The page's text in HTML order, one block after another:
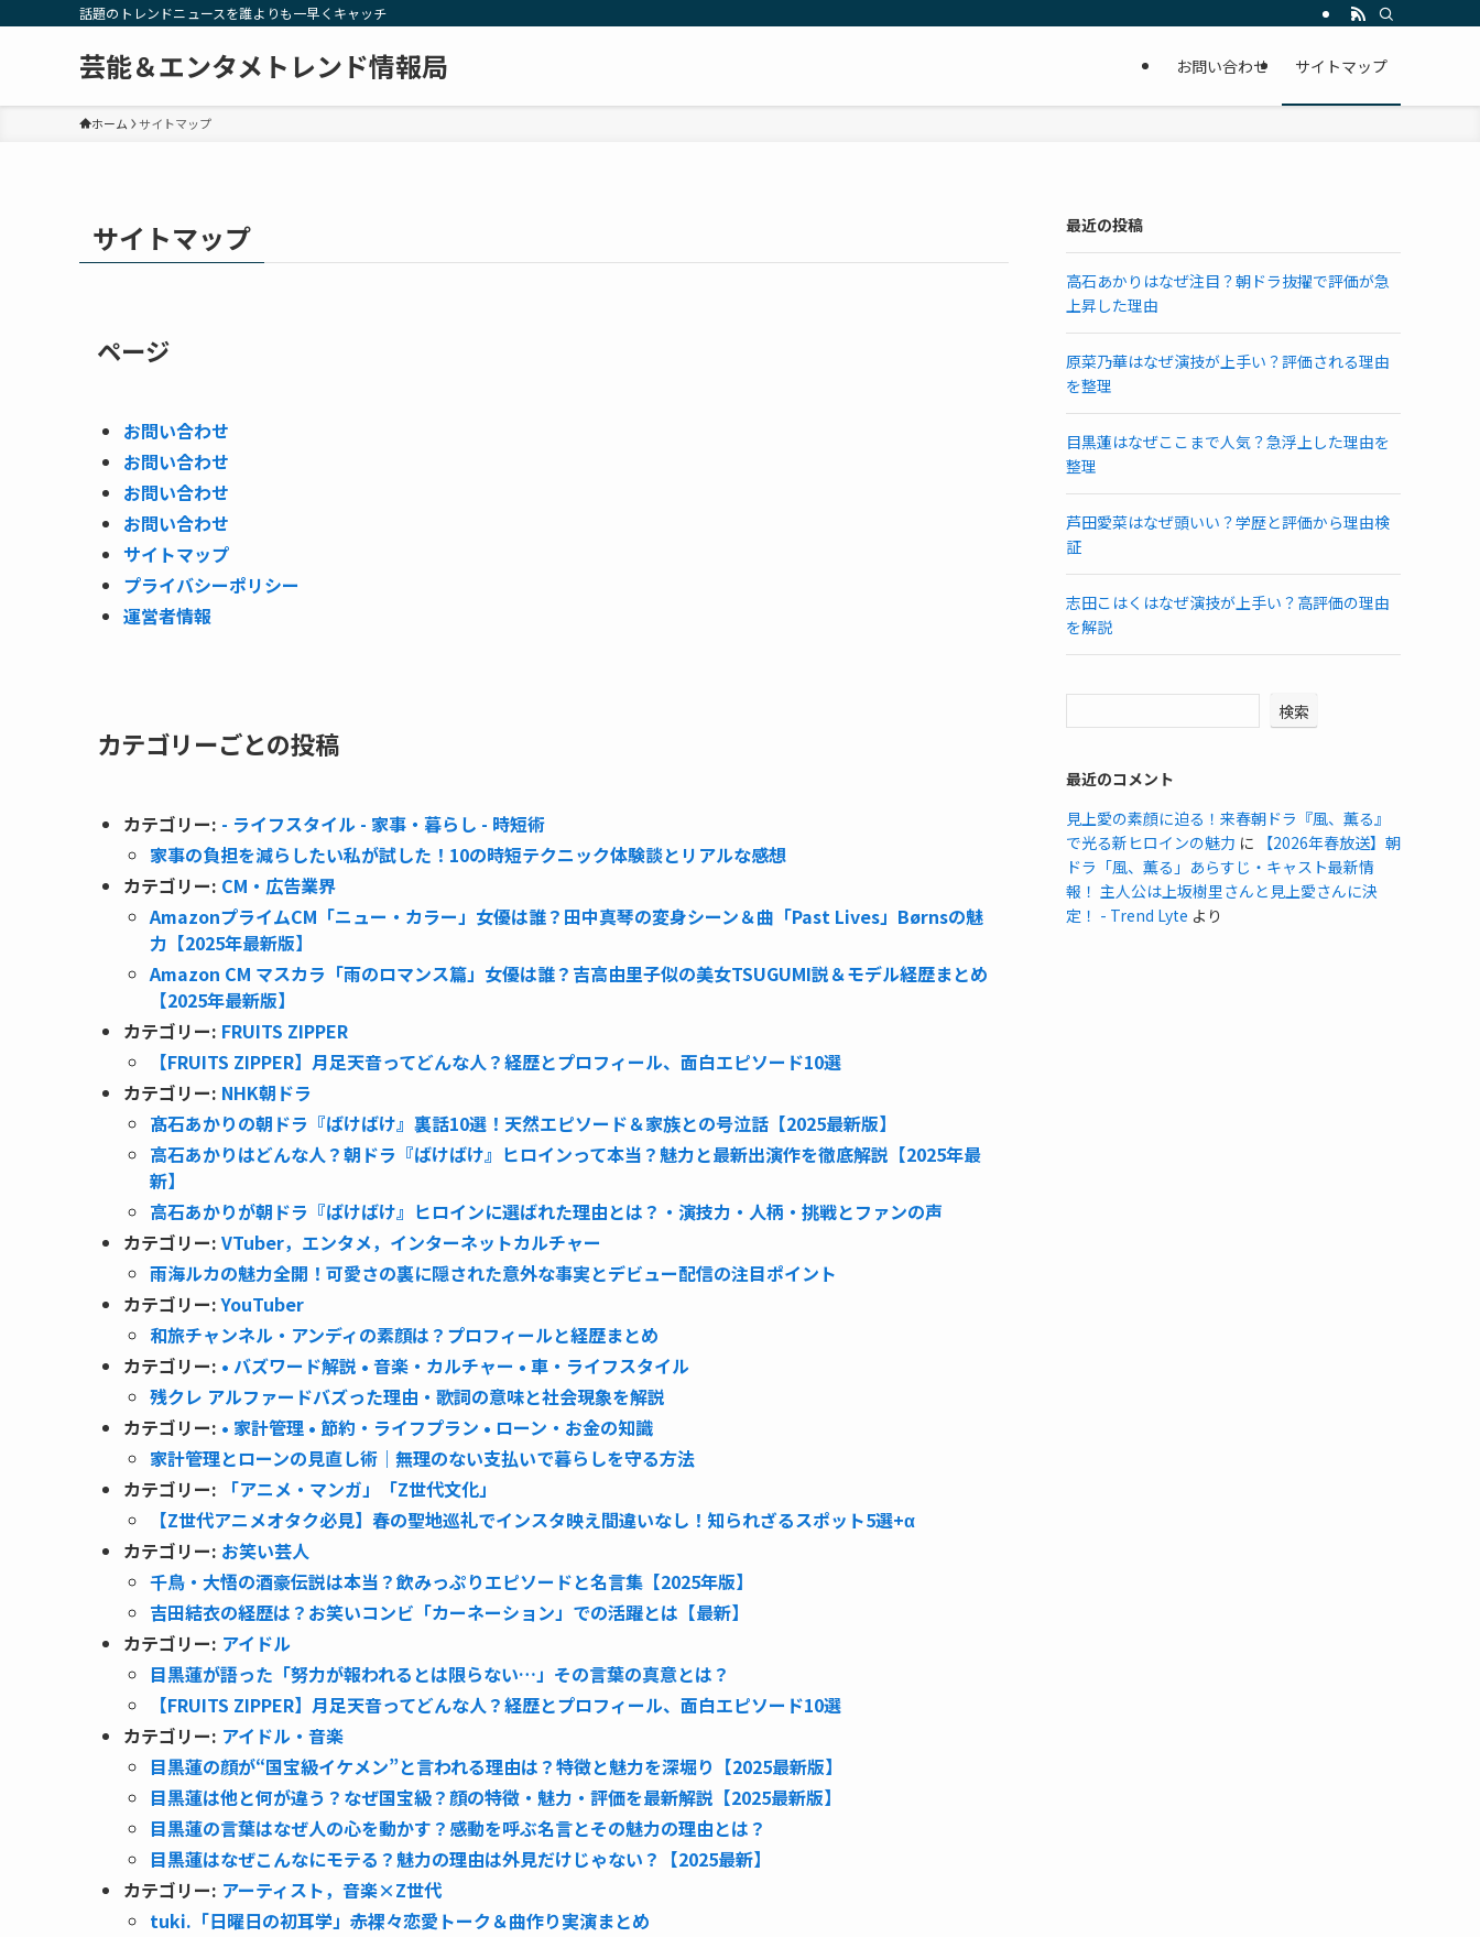
話題のトレンドニュースを誰よりも一早くキャッチ
芸能＆エンタメトレンド情報局 お問い合わせ サイトマップ
ホーム サイトマップ
サイトマップ
ページ
お問い合わせ
お問い合わせ
お問い合わせ
お問い合わせ
サイトマップ
プライバシーポリシー
運営者情報
カテゴリーごとの投稿
カテゴリー: - ライフスタイル - 家事・暮らし - 時短術
家事の負担を減らしたい私が試した！10の時短テクニック体験談とリアルな感想
カテゴリー: CM・広告業界
AmazonプライムCM「ニュー・カラー」女優は誰？田中真琴の変身シーン＆曲「Past Lives」Børnsの魅
力【2025年最新版】
Amazon CM マスカラ「雨のロマンス篇」女優は誰？吉高由里子似の美女TSUGUMI説＆モデル経歴まとめ
【2025年最新版】
カテゴリー: FRUITS ZIPPER
【FRUITS ZIPPER】月足天音ってどんな人？経歴とプロフィール、面白エピソード10選
カテゴリー: NHK朝ドラ
髙石あかりの朝ドラ『ばけばけ』裏話10選！天然エピソード＆家族との号泣話【2025最新版】
高石あかりはどんな人？朝ドラ『ばけばけ』ヒロインって本当？魅力と最新出演作を徹底解説【2025年最
新】
高石あかりが朝ドラ『ばけばけ』ヒロインに選ばれた理由とは？・演技力・人柄・挑戦とファンの声
カテゴリー: VTuber，エンタメ，インターネットカルチャー
雨海ルカの魅力全開！可愛さの裏に隠された意外な事実とデビュー配信の注目ポイント
カテゴリー:YouTuber
和旅チャンネル・アンディの素顔は？プロフィールと経歴まとめ
カテゴリー: • バズワード解説 • 音楽・カルチャー • 車・ライフスタイル
残クレ アルファードバズった理由・歌詞の意味と社会現象を解説
カテゴリー: • 家計管理 • 節約・ライフプラン • ローン・お金の知識
家計管理とローンの見直し術｜無理のない支払いで暮らしを守る方法
カテゴリー:
「アニメ・マンガ」「Z世代文化」
【Z世代アニメオタク必見】春の聖地巡礼でインスタ映え間違いなし！知られざるスポット5選+α
カテゴリー: お笑い芸人
千鳥・大悟の酒豪伝説は本当？飲みっぷりエピソードと名言集【2025年版】
吉田結衣の経歴は？お笑いコンビ「カーネーション」での活躍とは【最新】
カテゴリー: アイドル
目黒蓮が語った「努力が報われるとは限らない…」その言葉の真意とは？
【FRUITS ZIPPER】月足天音ってどんな人？経歴とプロフィール、面白エピソード10選
カテゴリー: アイドル・音楽
目黒蓮の顔が“国宝級イケメン”と言われる理由は？特徴と魅力を深堀り【2025最新版】
目黒蓮は他と何が違う？なぜ国宝級？顔の特徴・魅力・評価を最新解説【2025最新版】
目黒蓮の言葉はなぜ人の心を動かす？感動を呼ぶ名言とその魅力の理由とは？
目黒蓮はなぜこんなにモテる？魅力の理由は外見だけじゃない？【2025最新】
カテゴリー: アーティスト，音楽×Z世代
tuki.「日曜日の初耳学」赤裸々恋愛トーク＆曲作り実演まとめ
最近の投稿
高石あかりはなぜ注目？朝ドラ抜擢で評価が急
上昇した理由
原菜乃華はなぜ演技が上手い？評価される理由
を整理
目黒蓮はなぜここまで人気？急浮上した理由を
整理
芦田愛菜はなぜ頭いい？学歴と評価から理由検
証
志田こはくはなぜ演技が上手い？高評価の理由
を解説
検索
最近のコメント
見上愛の素顔に迫る！来春朝ドラ『風、薫る』
で光る新ヒロインの魅力 に
【2026年春放送】朝
ドラ「風、薫る」あらすじ・キャスト最新情
報！ 主人公は上坂樹里さんと見上愛さんに決
定！ - Trend Lyte より